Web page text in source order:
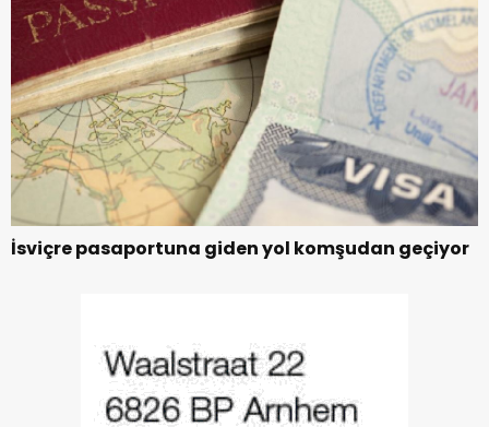
İsviçre pasaportuna giden yol komşudan geçiyor